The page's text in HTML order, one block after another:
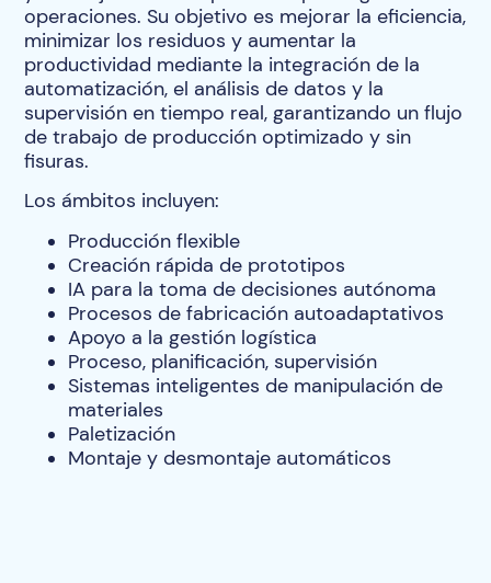
operaciones. Su objetivo es mejorar la eficiencia,
minimizar los residuos y aumentar la
productividad mediante la integración de la
automatización, el análisis de datos y la
supervisión en tiempo real, garantizando un flujo
de trabajo de producción optimizado y sin
fisuras.
Los ámbitos incluyen:
Producción flexible
Creación rápida de prototipos
IA para la toma de decisiones autónoma
Procesos de fabricación autoadaptativos
Apoyo a la gestión logística
Proceso, planificación, supervisión
Sistemas inteligentes de manipulación de
materiales
Paletización
Montaje y desmontaje automáticos